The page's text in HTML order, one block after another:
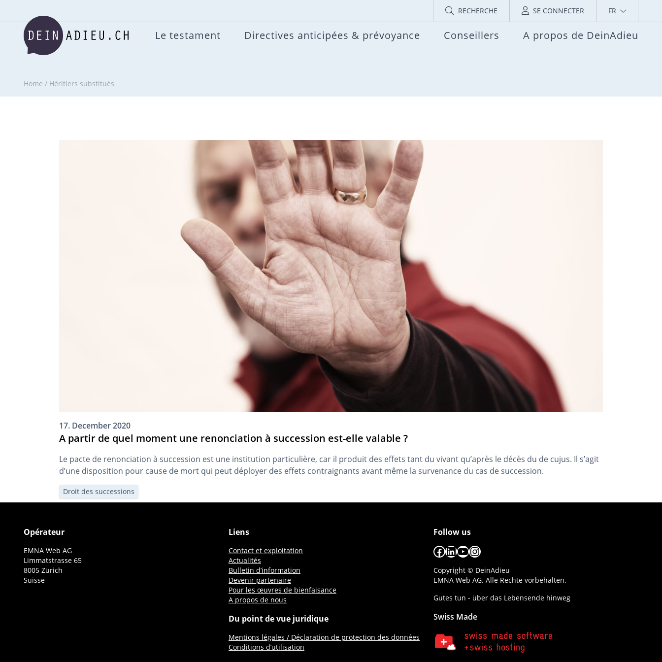
RECHERCHE SE CONNECTER FR
Le testament Directives anticipées & prévoyance Conseillers A propos de DeinAdieu
Home / Héritiers substitués
17. December 2020
A partir de quel moment une renonciation à succession est-elle valable ?
Le pacte de renonciation à succession est une institution particulière, car il produit des effets tant du vivant qu’après le décès du de cujus. Il s’agit
d’une disposition pour cause de mort qui peut déployer des effets contraignants avant même la survenance du cas de succession.
Droit des successions
Opérateur
EMNA Web AG
Limmatstrasse 65
8005 Zürich
Suisse
Liens
Contact et exploitation
Actualités
Bulletin d’information
Devenir partenaire
Pour les œuvres de bienfaisance
A propos de nous
Du point de vue juridique
Mentions légales / Déclaration de protection des données
Conditions d’utilisation
Follow us
Facebook
LinkedIn
YouTube
Instagram
Copyright © DeinAdieu
EMNA Web AG. Alle Rechte vorbehalten.
Gutes tun - über das Lebensende hinweg
Swiss Made